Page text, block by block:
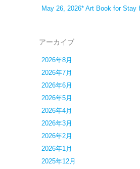
May 26, 2026* Art Book for Stay
アーカイブ
2026年8月
2026年7月
2026年6月
2026年5月
2026年4月
2026年3月
2026年2月
2026年1月
2025年12月